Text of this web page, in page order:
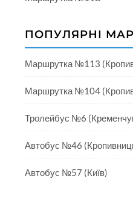
ПОПУЛЯРНІ
Маршрутка №113
Маршрутка №104
Тролейбус №6
Автобус №46
Автобус №57 (Київ)